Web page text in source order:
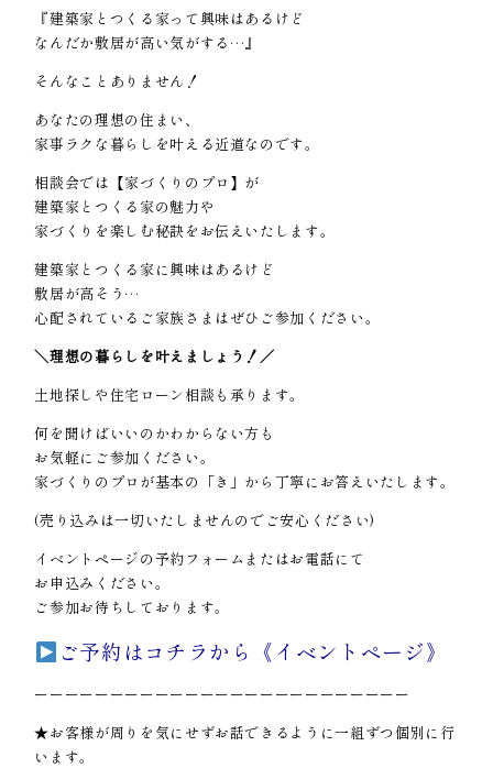
『建築家とつくる家って興味はあるけど
なんだか敷居が高い気がする…』
そんなことありません！
あなたの理想の住まい、
家事ラクな暮らしを叶える近道なのです。
相談会では【家づくりのプロ】が
建築家とつくる家の魅力や
家づくりを楽しむ秘訣をお伝えいたします。
建築家とつくる家に興味はあるけど
敷居が高そう…
心配されているご家族さまはぜひご参加ください。
＼理想の暮らしを叶えましょう！／
土地探しや住宅ローン相談も承ります。
何を聞けばいいのかわからない方も
お気軽にご参加ください。
家づくりのプロが基本の「き」から丁寧にお答えいたします。
(売り込みは一切いたしませんのでご安心ください)
イベントページの予約フォームまたはお電話にて
お申込みください。
ご参加お待ちしております。
ご予約はコチラから《イベントページ》
ーーーーーーーーーーーーーーーーーーーーーーーーー
★お客様が周りを気にせずお話できるように一組ずつ個別に行
います。